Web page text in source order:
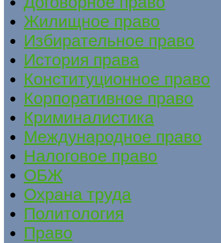
Жилищное право
Избирательное право
История права
Конституционное право
Корпоративное право
Криминалистика
Международное право
Налоговое право
ОБЖ
Охрана труда
Политология
Право